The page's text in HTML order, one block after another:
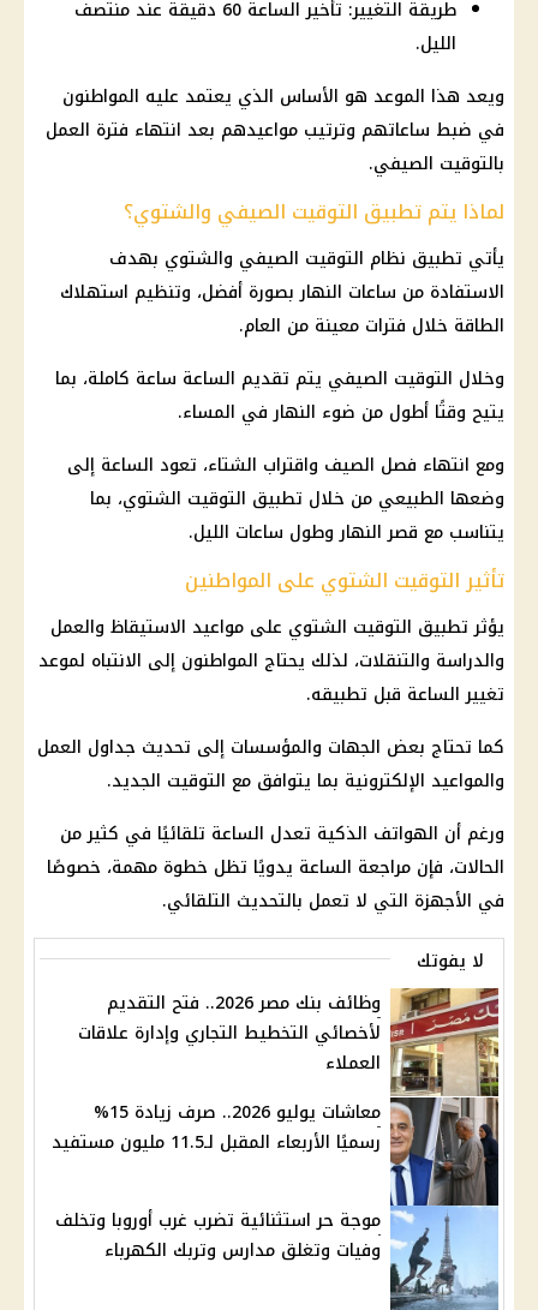
طريقة التغيير: تأخير الساعة 60 دقيقة عند منتصف
الليل.
ويعد هذا الموعد هو الأساس الذي يعتمد عليه المواطنون
في ضبط ساعاتهم وترتيب مواعيدهم بعد انتهاء فترة العمل
بالتوقيت الصيفي.
لماذا يتم تطبيق التوقيت الصيفي والشتوي؟
يأتي تطبيق نظام التوقيت الصيفي والشتوي بهدف
الاستفادة من ساعات النهار بصورة أفضل، وتنظيم استهلاك
الطاقة خلال فترات معينة من العام.
وخلال التوقيت الصيفي يتم تقديم الساعة ساعة كاملة، بما
يتيح وقتًا أطول من ضوء النهار في المساء.
ومع انتهاء فصل الصيف واقتراب الشتاء، تعود الساعة إلى
وضعها الطبيعي من خلال تطبيق التوقيت الشتوي، بما
يتناسب مع قصر النهار وطول ساعات الليل.
تأثير التوقيت الشتوي على المواطنين
يؤثر تطبيق التوقيت الشتوي على مواعيد الاستيقاظ والعمل
والدراسة والتنقلات، لذلك يحتاج المواطنون إلى الانتباه لموعد
تغيير الساعة قبل تطبيقه.
كما تحتاج بعض الجهات والمؤسسات إلى تحديث جداول العمل
والمواعيد الإلكترونية بما يتوافق مع التوقيت الجديد.
ورغم أن الهواتف الذكية تعدل الساعة تلقائيًا في كثير من
الحالات، فإن مراجعة الساعة يدويًا تظل خطوة مهمة، خصوصًا
في الأجهزة التي لا تعمل بالتحديث التلقائي.
لا يفوتك
وظائف بنك مصر 2026.. فتح التقديم
لأخصائي التخطيط التجاري وإدارة علاقات
العملاء
معاشات يوليو 2026.. صرف زيادة 15%
رسميًا الأربعاء المقبل لـ11.5 مليون مستفيد
موجة حر استثنائية تضرب غرب أوروبا وتخلف
وفيات وتغلق مدارس وتربك الكهرباء